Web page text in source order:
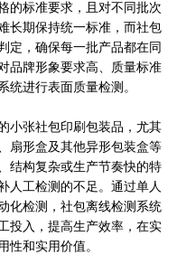
的标准要求，且对不同批次
长期保持统一标准，而社包
定，确保每一批产品都在同
品牌形象要求高、质量标准
统进行表面质量检测。
小张社包印刷包装品，尤其
扇形盒及其他异形包装盒等
结构复杂或生产节奏快的特
人工检测的不足。通过单人
化检测，社包离线检测系统
投入，提高生产效率，在实
性和实用价值。